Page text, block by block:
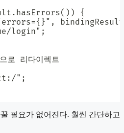
{
login";
로 리다이렉트
";
필요가 없어진다. 훨씬 간단하고